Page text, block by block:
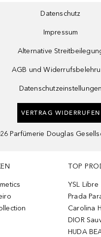
Datenschutz
Impressum
Alternative
AGB und
Datenschutzeinstellungen
VERTRAG WIDERRUFEN
Parfümerie Douglas
TOP
YSL Libre
Prada
Carolina
DIOR
HUDA